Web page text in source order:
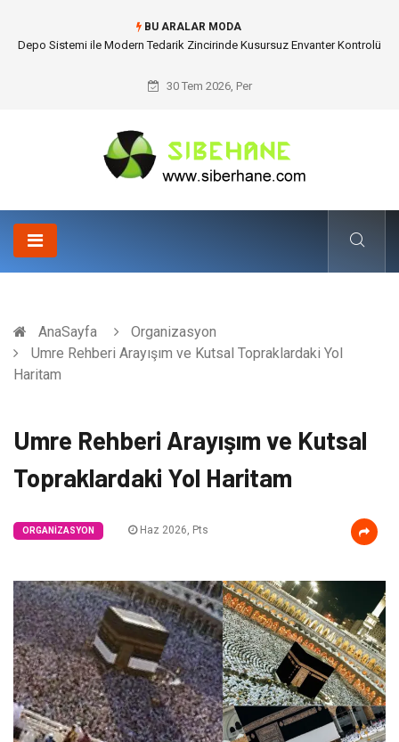
BU ARALAR MODA
Akrilik Boyama Seti ile Evinizde Dijitalden Uzak Bir Deşarj Alanı Tasarlayın
30 Tem 2026, Per
AnaSayfa
Organizasyon
Umre Rehberi Arayışım ve Kutsal Topraklardaki Yol
Haritam
Umre Rehberi Arayışım ve Kutsal
Topraklardaki Yol Haritam
ORGANIZASYON Haz 2026, Pts